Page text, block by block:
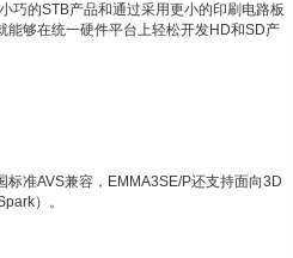
巧的STB产品和通过采用更小的印刷电路板
能够在统一硬件平台上轻松开发HD和SD产
准AVS兼容，EMMA3SE/P还支持面向3D
）。